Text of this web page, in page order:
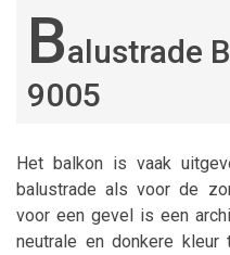
Balustrade
9005
Het balkon is vaak
balustrade als voor de
voor een gevel is een
neutrale en donkere kleur